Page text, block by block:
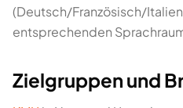
(Deutsch/Französisch/
entsprechenden
Zielgruppen und